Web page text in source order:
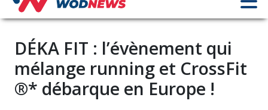
DÉKA FIT : l’évènement qui
mélange running et CrossFit
®* débarque en Europe !